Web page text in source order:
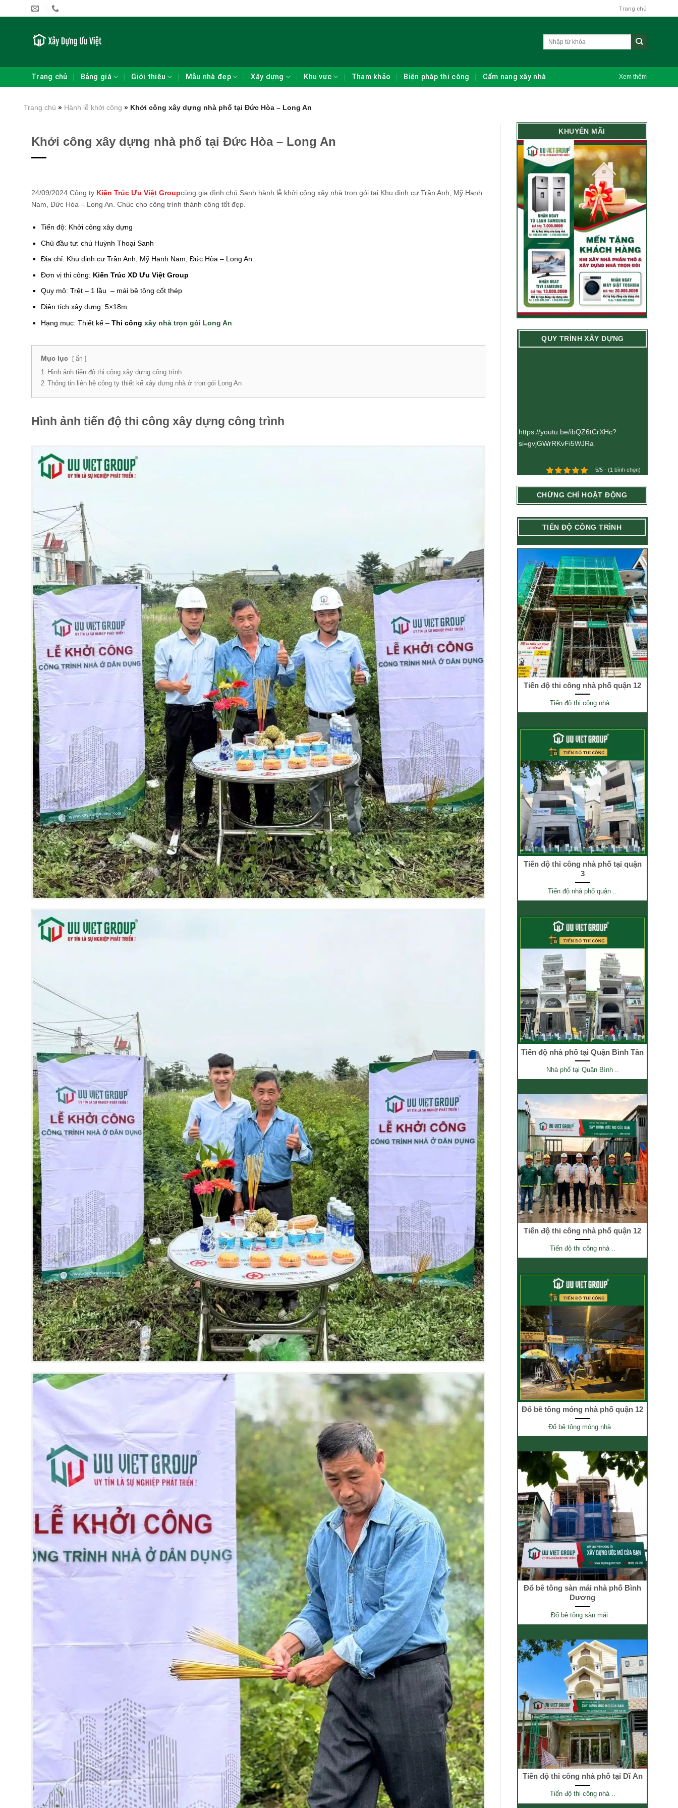
to
Trang chủ
Trang chủ Bảng giá Giới thiệu Mẫu nhà đẹp Xây dựng Khu vực Tham khảo Biện pháp thi công Cẩm nang xây nhà Xem thêm
Trang chủ » Hành lễ khởi công » Khởi công xây dựng nhà phố tại Đức Hòa – Long An
Khởi công xây dựng nhà phố tại Đức Hòa – Long An
24/09/2024 Công ty Kiến Trúc Ưu Việt Groupcùng gia đình chú Sanh hành lễ khởi công xây nhà trọn gói tại Khu định cư Trần Anh, Mỹ Hạnh
Nam, Đức Hòa – Long An. Chúc cho công trình thành công tốt đẹp.
Tiến độ: Khởi công xây dựng
Chủ đầu tư: chú Huỳnh Thoại Sanh
Địa chỉ: Khu định cư Trần Anh, Mỹ Hạnh Nam, Đức Hòa – Long An
Đơn vị thi công: Kiến Trúc XD Ưu Việt Group
Quy mô: Trệt – 1 lầu – mái bê tông cốt thép
Diện tích xây dựng: 5×18m
Hạng mục: Thiết kế – Thi công xây nhà trọn gói Long An
Mục lục ẩn
1 Hình ảnh tiến độ thi công xây dựng công trình
2 Thông tin liên hệ công ty thiết kế xây dựng nhà ở trọn gói Long An
Hình ảnh tiến độ thi công xây dựng công trình
KHUYẾN MÃI
QUY TRÌNH XÂY DỰNG
https://youtu.be/ibQZ6tCrXHc?
si=gvjGWrRKvFi5WJRa
5/5 - (1 bình chọn)
CHỨNG CHỈ HOẶT ĐỘNG
TIẾN ĐỘ CÔNG TRÌNH
Tiến độ thi công nhà phố quận 12
Tiến độ thi công nhà ..
Tiến độ thi công nhà phố tại quận
3
Tiến độ nhà phố quận ..
Tiến độ nhà phố tại Quận Bình Tân
Nhà phố tại Quận Bình ..
Tiến độ thi công nhà phố quận 12
Tiến độ thi công nhà ..
Đổ bê tông móng nhà phố quận 12
Đổ bê tông móng nhà ..
Đổ bê tông sàn mái nhà phố Bình
Dương
Đổ bê tông sàn mái ..
Tiến độ thi công nhà phố tại Dĩ An
Tiến độ thi công nhà ..